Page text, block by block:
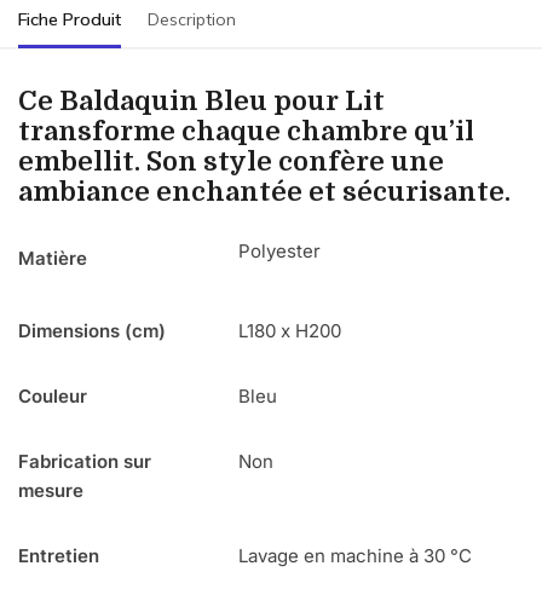
Fiche Produit Description
Ce Baldaquin Bleu pour Lit
transforme chaque chambre qu’il
embellit. Son style confère une
ambiance enchantée et sécurisante.
Matière Polyester
Dimensions (cm) L180 x H200
Couleur Bleu
Fabrication sur
mesure
Non
Entretien Lavage en machine à 30 °C